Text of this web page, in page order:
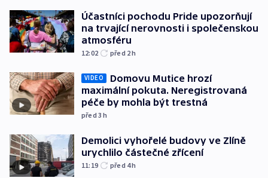
Účastníci pochodu Pride upozorňují
na trvající nerovnosti i společenskou
atmosféru
12:02 před 2h
VIDEO
Domovu Mutice hrozí
maximální pokuta. Neregistrovaná
péče by mohla být trestná
před 3h
Demolici vyhořelé budovy ve Zlíně
urychlilo částečné zřícení
11:19 před 4h